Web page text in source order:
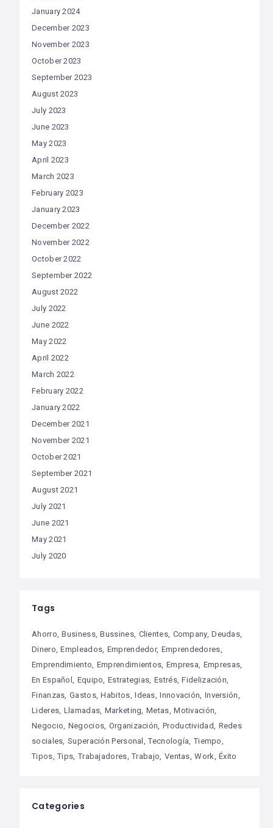
January 2024
December 2023
November 2023
October 2023
September 2023
August 2023
July 2023
June 2023
May 2023
April 2023
March 2023
February 2023
January 2023
December 2022
November 2022
October 2022
September 2022
August 2022
July 2022
June 2022
May 2022
April 2022
March 2022
February 2022
January 2022
December 2021
November 2021
October 2021
September 2021
August 2021
July 2021
June 2021
May 2021
July 2020
Tags
Ahorro Business Bussines Clientes Company Deudas
Dinero Empleados Emprendedor Emprendedores
Emprendimiento Emprendimientos Empresa Empresas
En Español Equipo Estrategias Estrés Fidelización
Finanzas Gastos Habitos Ideas Innovación Inversión
Lideres Llamadas Marketing Metas Motivación
Negocio Negocios Organización Productividad Redes
sociales Superación Personal Tecnología Tiempo
Tipos Tips Trabajadores Trabajo Ventas Work Éxito
Categories